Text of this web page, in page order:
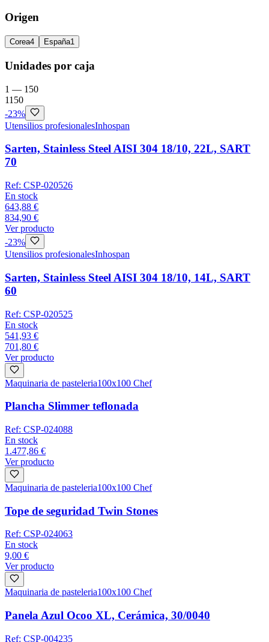
Origen
Corea4 España1
Unidades por caja
1 — 150
1150
-23%
Utensilios profesionalesInhospan
Sarten, Stainless Steel AISI 304 18/10, 22L, SART
70
Ref: CSP-020526
En stock
643,88 €
834,90 €
Ver producto
-23%
Utensilios profesionalesInhospan
Sarten, Stainless Steel AISI 304 18/10, 14L, SART
60
Ref: CSP-020525
En stock
541,93 €
701,80 €
Ver producto
Maquinaria de pasteleria100x100 Chef
Plancha Slimmer teflonada
Ref: CSP-024088
En stock
1.477,86 €
Ver producto
Maquinaria de pasteleria100x100 Chef
Tope de seguridad Twin Stones
Ref: CSP-024063
En stock
9,00 €
Ver producto
Maquinaria de pasteleria100x100 Chef
Panela Azul Ocoo XL, Cerámica, 30/0040
Ref: CSP-004235